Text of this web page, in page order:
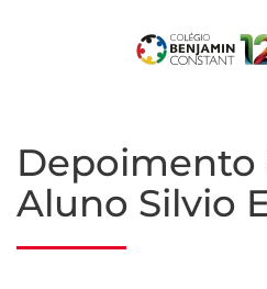
content
Depoimento
Aluno Silvio